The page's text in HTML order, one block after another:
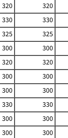
320
320
330
330
325
325
300
300
320
320
300
300
300
300
330
330
300
300
300
300